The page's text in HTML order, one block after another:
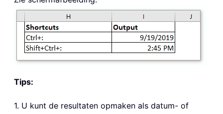
Tips:
1. U kunt de resultaten opmaken als datum- of